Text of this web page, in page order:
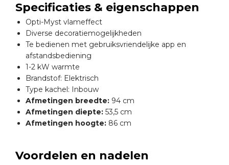
Specificaties & eigenschappen
Opti-Myst vlameffect
Diverse decoratiemogelijkheden
Te bedienen met gebruiksvriendelijke app en
afstandsbediening
1-2 kW warmte
Brandstof: Elektrisch
Type kachel: Inbouw
Afmetingen breedte: 94 cm
Afmetingen diepte: 53,5 cm
Afmetingen hoogte: 86 cm
Voordelen en nadelen